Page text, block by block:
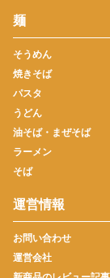
麺
そうめん
焼きそば
パスタ
うどん
油そば・まぜそば
ラーメン
そば
運営情報
お問い合わせ
運営会社